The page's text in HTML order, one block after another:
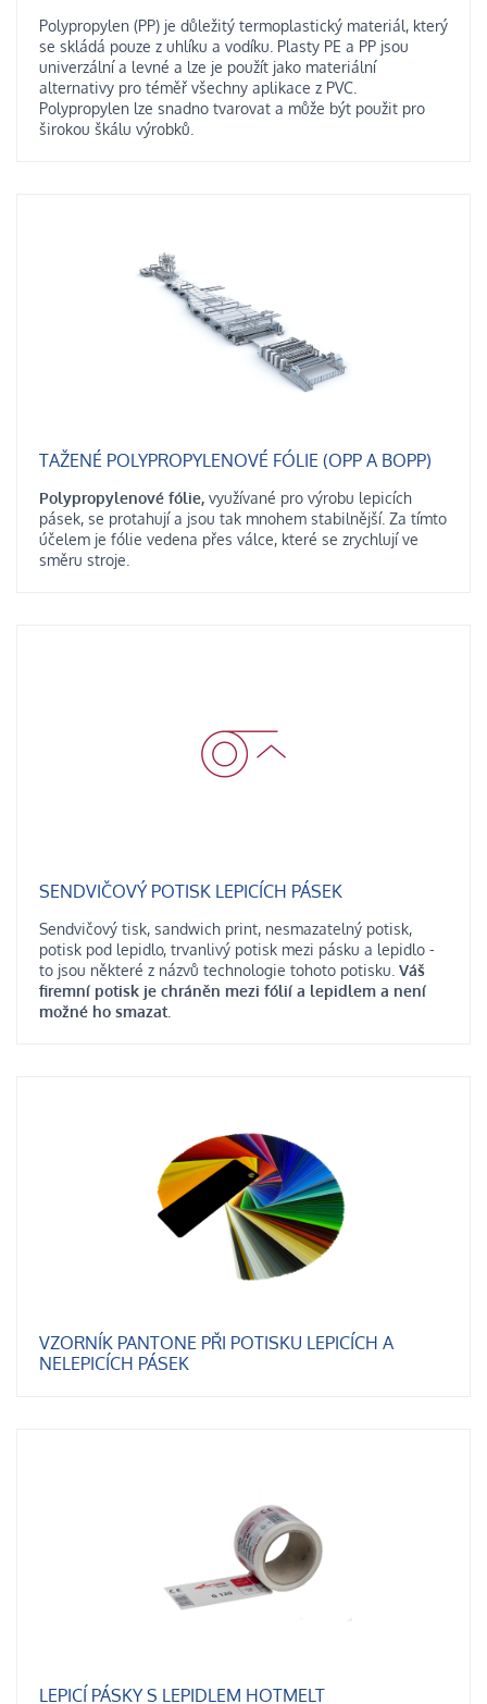
Polypropylen (PP) je důležitý termoplastický materiál, který
se skládá pouze z uhlíku a vodíku. Plasty PE a PP jsou
univerzální a levné a lze je použít jako materiální
alternativy pro téměř všechny aplikace z PVC.
Polypropylen lze snadno tvarovat a může být použit pro
širokou škálu výrobků.
TAŽENÉ POLYPROPYLENOVÉ FÓLIE (OPP A BOPP)
Polypropylenové fólie, využívané pro výrobu lepicích
pásek, se protahují a jsou tak mnohem stabilnější. Za tímto
účelem je fólie vedena přes válce, které se zrychlují ve
směru stroje.
SENDVIČOVÝ POTISK LEPICÍCH PÁSEK
Sendvičový tisk, sandwich print, nesmazatelný potisk,
potisk pod lepidlo, trvanlivý potisk mezi pásku a lepidlo -
to jsou některé z názvů technologie tohoto potisku. Váš
firemní potisk je chráněn mezi fólií a lepidlem a není
možné ho smazat
VZORNÍK PANTONE PŘI POTISKU LEPICÍCH A
NELEPICÍCH PÁSEK
LEPICÍ PÁSKY S LEPIDLEM HOTMELT